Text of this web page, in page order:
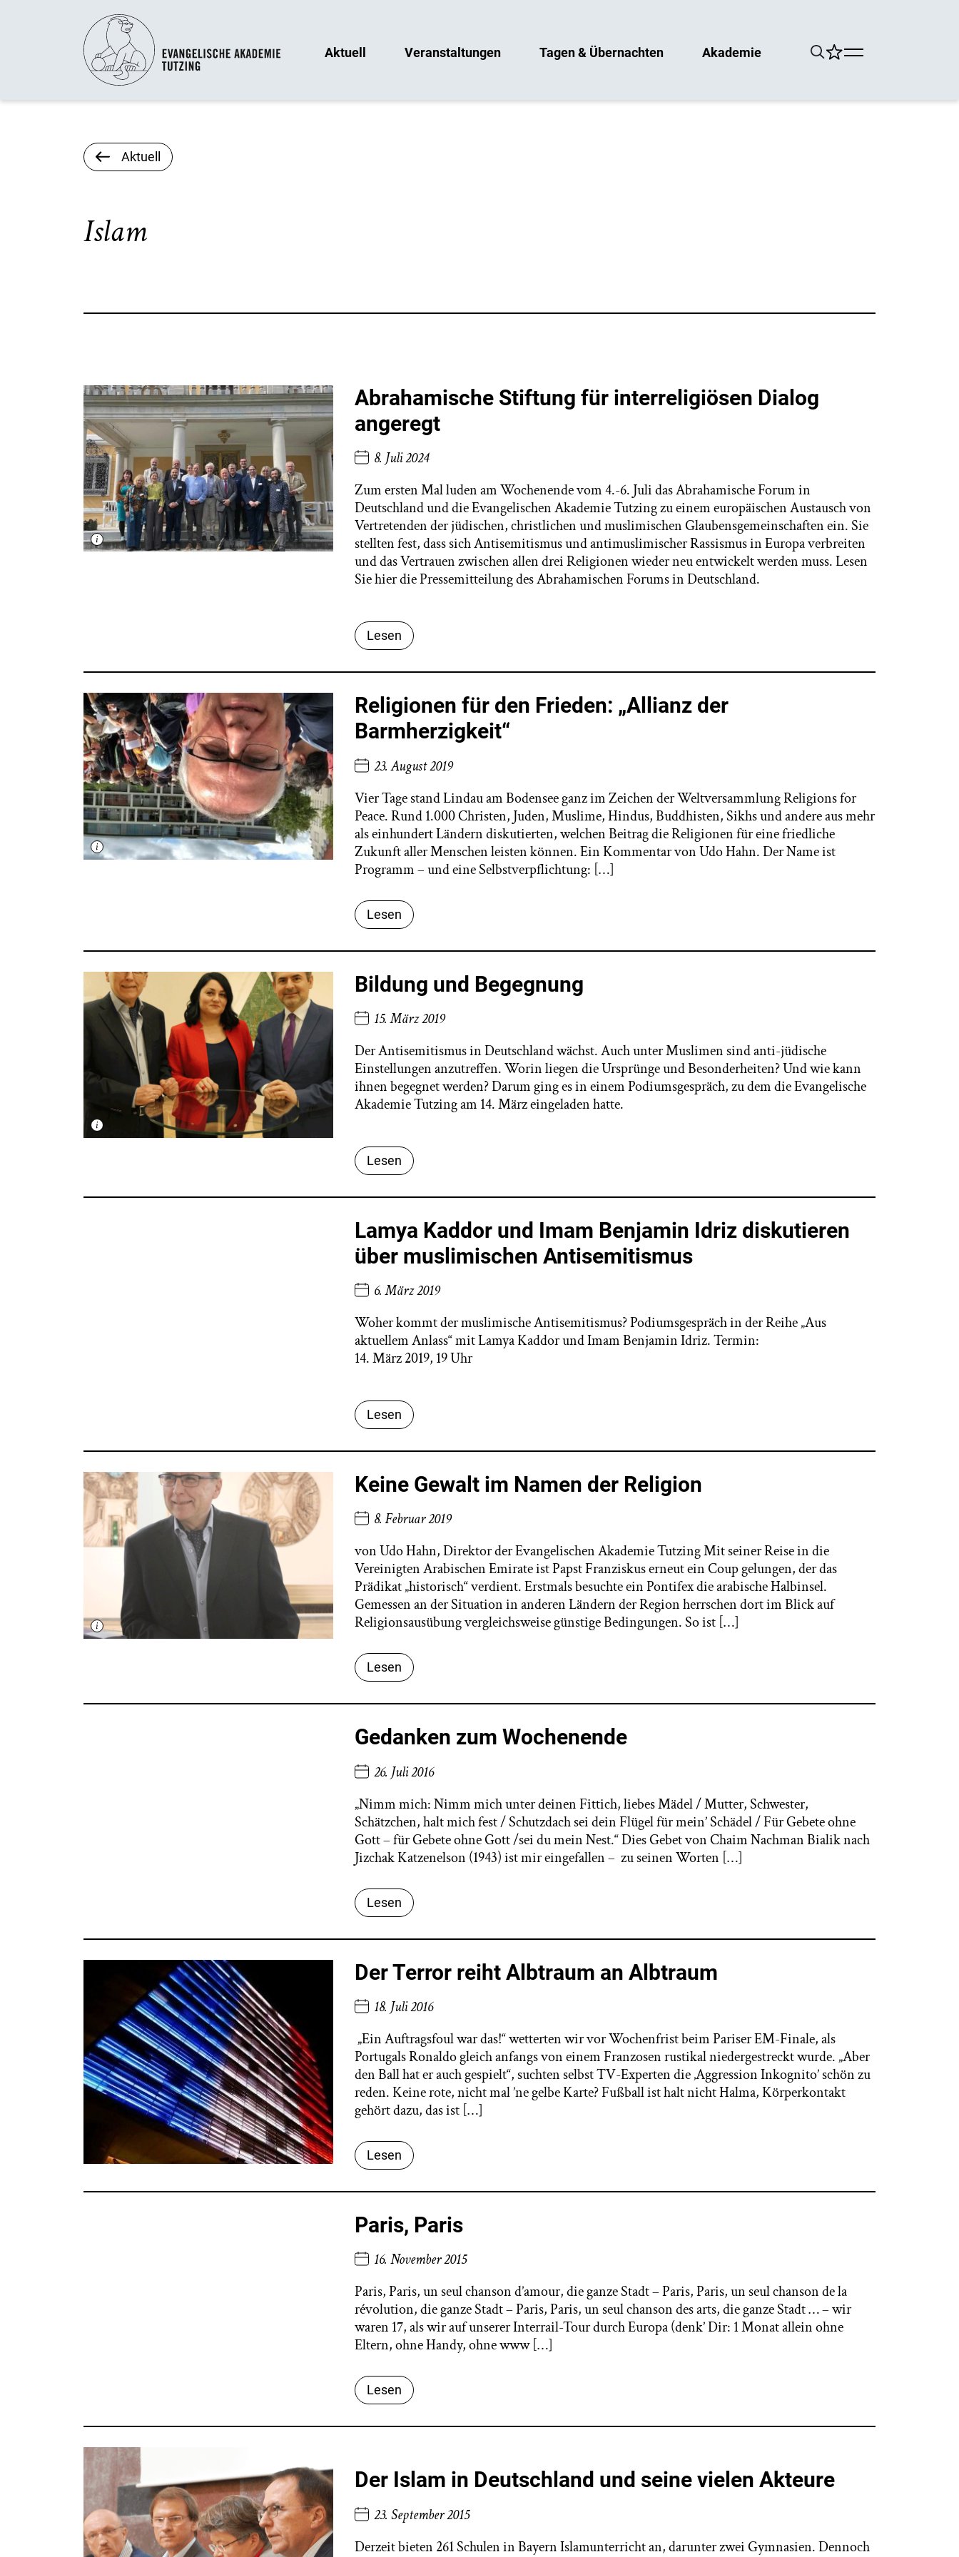
Aktuell Veranstaltungen Tagen & Übernachten Akademie
Aktuell
Islam
Abrahamische Stiftung für interreligiösen Dialog
angeregt
8. Juli 2024
Zum ersten Mal luden am Wochenende vom 4.-6. Juli das Abrahamische Forum in
Deutschland und die Evangelischen Akademie Tutzing zu einem europäischen Austausch von
Vertretenden der jüdischen, christlichen und muslimischen Glaubensgemeinschaften ein. Sie
stellten fest, dass sich Antisemitismus und antimuslimischer Rassismus in Europa verbreiten
und das Vertrauen zwischen allen drei Religionen wieder neu entwickelt werden muss. Lesen
Sie hier die Pressemitteilung des Abrahamischen Forums in Deutschland.
Lesen
Religionen für den Frieden: „Allianz der
Barmherzigkeit“
23. August 2019
Vier Tage stand Lindau am Bodensee ganz im Zeichen der Weltversammlung Religions for
Peace. Rund 1.000 Christen, Juden, Muslime, Hindus, Buddhisten, Sikhs und andere aus mehr
als einhundert Ländern diskutierten, welchen Beitrag die Religionen für eine friedliche
Zukunft aller Menschen leisten können. Ein Kommentar von Udo Hahn. Der Name ist
Programm – und eine Selbstverpflichtung: […]
Lesen
Bildung und Begegnung
15. März 2019
Der Antisemitismus in Deutschland wächst. Auch unter Muslimen sind anti-jüdische
Einstellungen anzutreffen. Worin liegen die Ursprünge und Besonderheiten? Und wie kann
ihnen begegnet werden? Darum ging es in einem Podiumsgespräch, zu dem die Evangelische
Akademie Tutzing am 14. März eingeladen hatte.
Lesen
Lamya Kaddor und Imam Benjamin Idriz diskutieren
über muslimischen Antisemitismus
6. März 2019
Woher kommt der muslimische Antisemitismus? Podiumsgespräch in der Reihe „Aus
aktuellem Anlass“ mit Lamya Kaddor und Imam Benjamin Idriz. Termin:
14. März 2019, 19 Uhr
Lesen
Keine Gewalt im Namen der Religion
8. Februar 2019
von Udo Hahn, Direktor der Evangelischen Akademie Tutzing Mit seiner Reise in die
Vereinigten Arabischen Emirate ist Papst Franziskus erneut ein Coup gelungen, der das
Prädikat „historisch“ verdient. Erstmals besuchte ein Pontifex die arabische Halbinsel.
Gemessen an der Situation in anderen Ländern der Region herrschen dort im Blick auf
Religionsausübung vergleichsweise günstige Bedingungen. So ist […]
Lesen
Gedanken zum Wochenende
26. Juli 2016
„Nimm mich: Nimm mich unter deinen Fittich, liebes Mädel / Mutter, Schwester,
Schätzchen, halt mich fest / Schutzdach sei dein Flügel für mein’ Schädel / Für Gebete ohne
Gott – für Gebete ohne Gott /sei du mein Nest.“ Dies Gebet von Chaim Nachman Bialik nach
Jizchak Katzenelson (1943) ist mir eingefallen – zu seinen Worten […]
Lesen
Der Terror reiht Albtraum an Albtraum
18. Juli 2016
„Ein Auftragsfoul war das!“ wetterten wir vor Wochenfrist beim Pariser EM-Finale, als
Portugals Ronaldo gleich anfangs von einem Franzosen rustikal niedergestreckt wurde. „Aber
den Ball hat er auch gespielt“, suchten selbst TV-Experten die ‚Aggression Inkognito’ schön zu
reden. Keine rote, nicht mal ’ne gelbe Karte? Fußball ist halt nicht Halma, Körperkontakt
gehört dazu, das ist […]
Lesen
Paris, Paris
16. November 2015
Paris, Paris, un seul chanson d’amour, die ganze Stadt – Paris, Paris, un seul chanson de la
révolution, die ganze Stadt – Paris, Paris, un seul chanson des arts, die ganze Stadt … – wir
waren 17, als wir auf unserer Interrail-Tour durch Europa (denk’ Dir: 1 Monat allein ohne
Eltern, ohne Handy, ohne www […]
Lesen
Der Islam in Deutschland und seine vielen Akteure
23. September 2015
Derzeit bieten 261 Schulen in Bayern Islamunterricht an, darunter zwei Gymnasien. Dennoch